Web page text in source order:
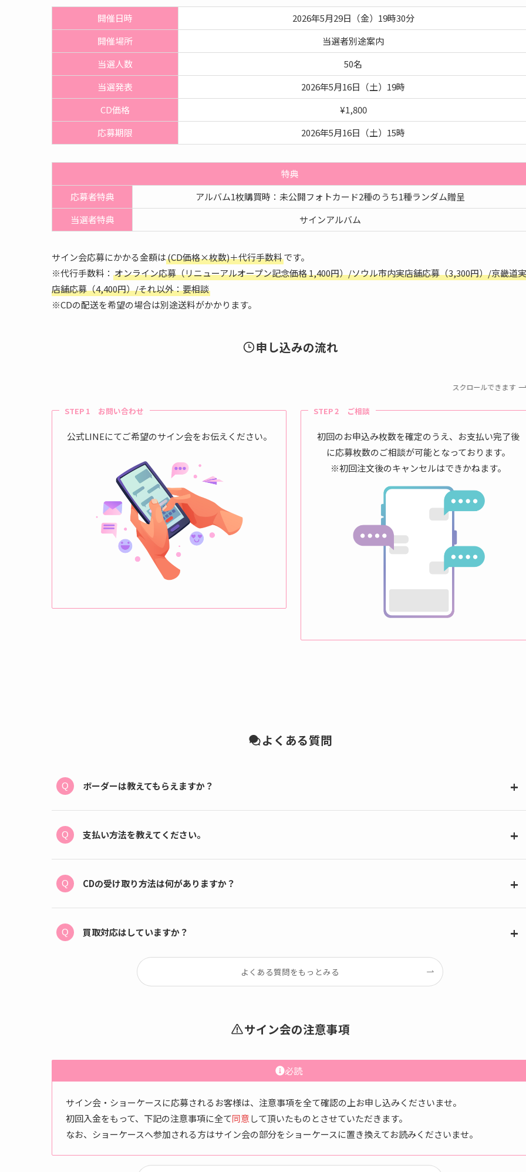
開催日時
2026年5月29日（金）19時30分
開催場所
当選者別途案内
当選人数
50名
当選発表
2026年5月16日（土）19時
CD価格
¥1,800
応募期限
2026年5月16日（土）15時
特典
応募者特典
アルバム1枚購買時：未公開フォトカード2種のうち1種ランダム贈呈
当選者特典
サインアルバム
サイン会応募にかかる金額は(CD価格×枚数)＋代行手数料です。
※代行手数料： オンライン応募（リニューアルオープン記念価格 1,400円）/ソウル市内実店舗応募（3,300円）/京畿道実
店舗応募（4,400円）/それ以外：要相談
※CDの配送を希望の場合は別途送料がかかります。
申し込みの流れ
スクロールできます
STEP 1 お問い合わせ
公式LINEにてご希望のサイン会をお伝えください。
STEP 2 ご相談
初回のお申込み枚数を確定のうえ、お支払い完了後
に応募枚数のご相談が可能となっております。
※初回注文後のキャンセルはできかねます。
よくある質問
ボーダーは教えてもらえますか？
支払い方法を教えてください。
CDの受け取り方法は何がありますか？
買取対応はしていますか？
よくある質問をもっとみる
サイン会の注意事項
必読
サイン会・ショーケースに応募されるお客様は、注意事項を全て確認の上お申し込みくださいませ。
初回入金をもって、下記の注意事項に全て同意して頂いたものとさせていただきます。
なお、ショーケースへ参加される方はサイン会の部分をショーケースに置き換えてお読みくださいませ。